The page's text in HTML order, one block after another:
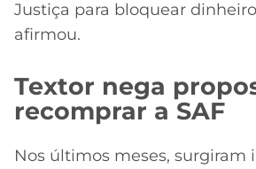
Justiça para bloquear
afirmou.
Textor nega
recomprar a SAF
Nos últimos meses, surgiram